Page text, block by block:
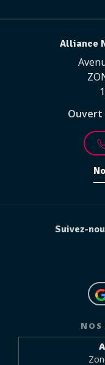
Alliance
Ouvert
Suivez-
NOS